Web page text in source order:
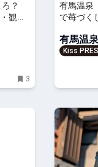
？
観光
3
有馬温泉
で苺づく
有馬温
Kiss